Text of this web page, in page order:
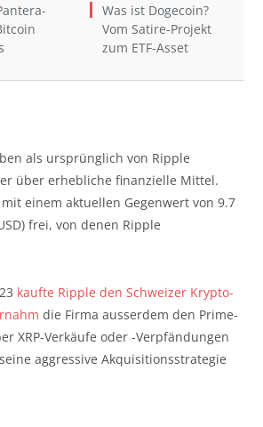
Was ist Dogecoin?
Vom Satire-Projekt
zum ETF-Asset
als ursprünglich von Ripple
über erhebliche finanzielle Mittel.
einem aktuellen Gegenwert von 9.7
frei, von denen Ripple
kaufte Ripple den Schweizer Krypto-
die Firma ausserdem den Prime-
XRP-Verkäufe oder -Verpfändungen
aggressive Akquisitionsstrategie